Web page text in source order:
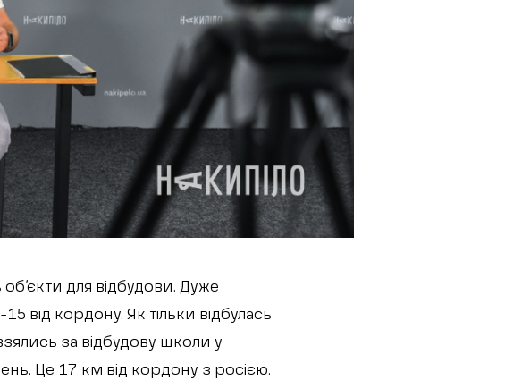
для відбудови. Дуже
від кордону. Як тільки відбулась
за відбудову школи у
Це 17 км від кордону з росією.